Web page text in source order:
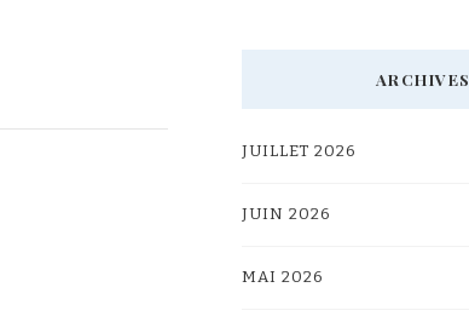
ARCHIVES
JUILLET 2026
JUIN 2026
MAI 2026